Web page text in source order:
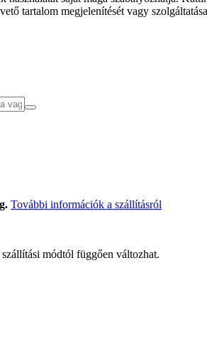
tartalom megjelenítését vagy
További információk a szállításról
módtól függően változhat.